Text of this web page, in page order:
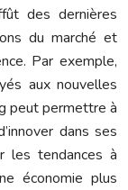
des dernières
du marché et
Par exemple,
aux nouvelles
peut permettre à
dans ses
les tendances à
économie plus